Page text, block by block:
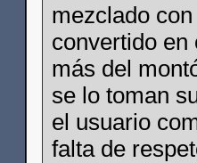
mezclado
convertido en
más del
se lo toman
el usuario
falta de